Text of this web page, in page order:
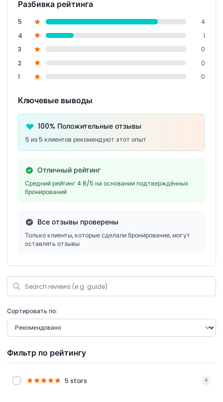
Разбивка рейтинга
5
4
4
1
3
0
2
0
1
0
Ключевые выводы
100% Положительные отзывы
5 из 5 клиентов рекомендуют этот опыт
Отличный рейтинг
Средний рейтинг 4.8/5 на основании подтверждённых
бронирований
Все отзывы проверены
Только клиенты, которые сделали бронирование, могут
оставлять отзывы
Сортировать по:
Фильтр по рейтингу
5 stars 4